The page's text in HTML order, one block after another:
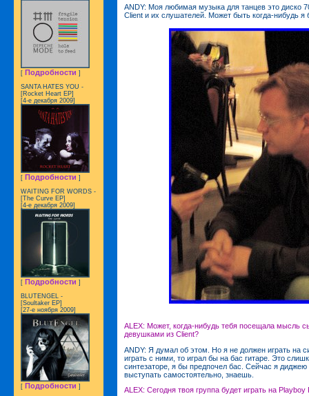
ANDY: Моя любимая музыка для танцев это диско
Client и их слушателей. Может быть когда-нибудь я
ALEX: Может, когда-нибудь тебя посещала мысль
девушками из Client?
ANDY: Я думал об этом. Но я не должен играть на
играть с ними, то играл бы на бас гитаре. Это
синтезаторе, я бы предпочел бас. Сейчас я
выступать самостоятельно, знаешь.
ALEX: Сегодня твоя группа будет играть на
[ Подробности ]
SANTA HATES YOU -
[Rocket Heart EP]
[4-е декабря 2009]
[ Подробности ]
WAITING FOR WORDS -
[The Curve EP]
[4-е декабря 2009]
[ Подробности ]
BLUTENGEL -
[Soultaker EP]
[27-е ноября 2009]
[ Подробности ]